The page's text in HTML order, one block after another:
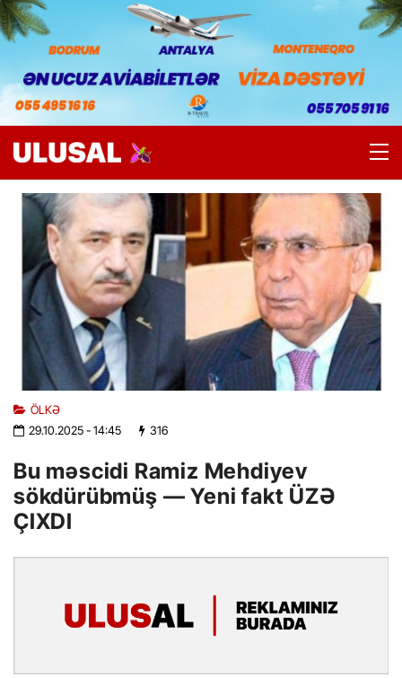
ÖLKƏ
29.10.2025- 14:45 316
Bu məscidi Ramiz Mehdiyev
sökdürübmüş — Yeni fakt ÜZƏ
ÇIXDI